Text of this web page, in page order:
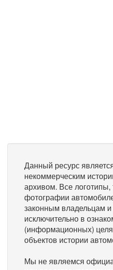
Данный ресурс
некоммерческим
архивом. Все
фотографии
законным владельцам и
исключительно в
(информационных)
объектов истории
Мы не являемся